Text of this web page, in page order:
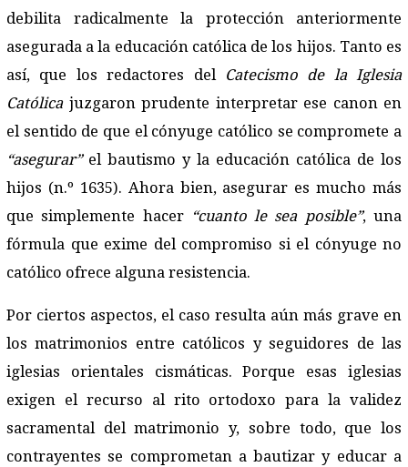
debilita radicalmente la protección anteriormente
asegurada a la educación católica de los hijos. Tanto es
así, que los redactores del
Catecismo de la Iglesia
Católicajuzgaron prudente interpretar ese canon en
el sentido de que el cónyuge católico se compromete a
“asegurar”el bautismo y la educación católica de los
hijos (n.º 1635). Ahora bien, asegurar es mucho más
que simplemente hacer “cuanto le sea posible”, una
fórmula que exime del compromiso si el cónyuge no
católico ofrece alguna resistencia.
Por ciertos aspectos, el caso resulta aún más grave en
los matrimonios entre católicos y seguidores de las
iglesias orientales cismáticas. Porque esas iglesias
exigen el recurso al rito ortodoxo para la validez
sacramental del matrimonio y, sobre todo, que los
contrayentes se comprometan a bautizar y educar a